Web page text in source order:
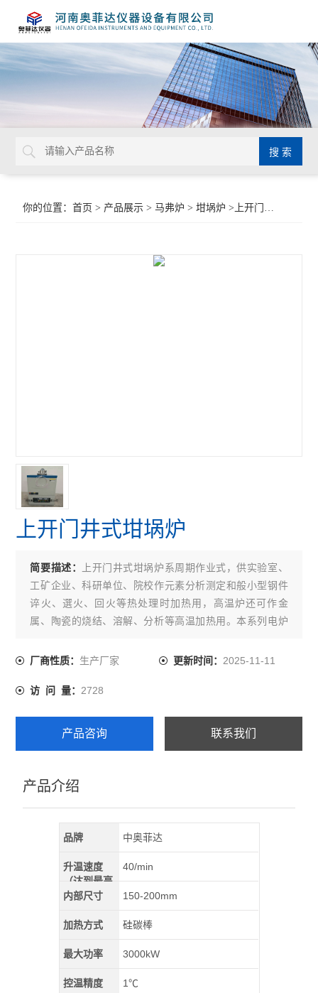
你的位置：首页 > 产品展示 >马弗炉 >坩埚炉 >上开门井式坩埚炉
上开门井式坩埚炉
简要描述：
上开门井式坩埚炉系周期作业式，供实验室、
工矿企业、科研单位、院校作元素分析测定和般小型钢件
谇火、選火、回火等热处理时加热用，高温炉还可作金
属、陶瓷的烧结、溶解、分析等高温加热用。本系列电炉
内放坩埚，供用户使用。
厂商性质： 生产厂家 更新时间： 2025-11-11
访 问 量：2728
产品咨询 联系我们
产品介绍
品牌 中奥菲达
升温速度
（达到最高
温）
40/min
内部尺寸 150-200mm
加热方式 硅碳棒
最大功率 3000kW
控温精度 1℃